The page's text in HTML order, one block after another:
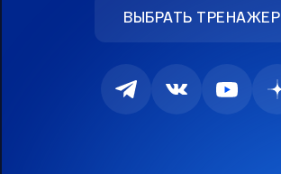
ВЫБРАТЬ ТРЕНАЖЕР